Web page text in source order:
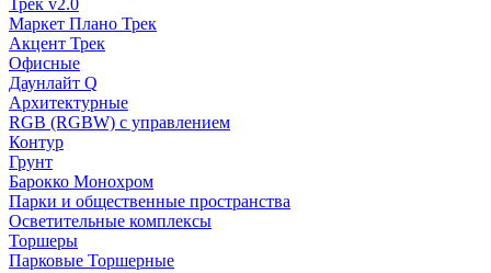
Трек v2.0
Маркет Плано Трек
Акцент Трек
Офисные
Даунлайт Q
Архитектурные
RGB (RGBW) с управлением
Контур
Грунт
Барокко Монохром
Парки и общественные пространства
Осветительные комплексы
Торшеры
Парковые Торшерные